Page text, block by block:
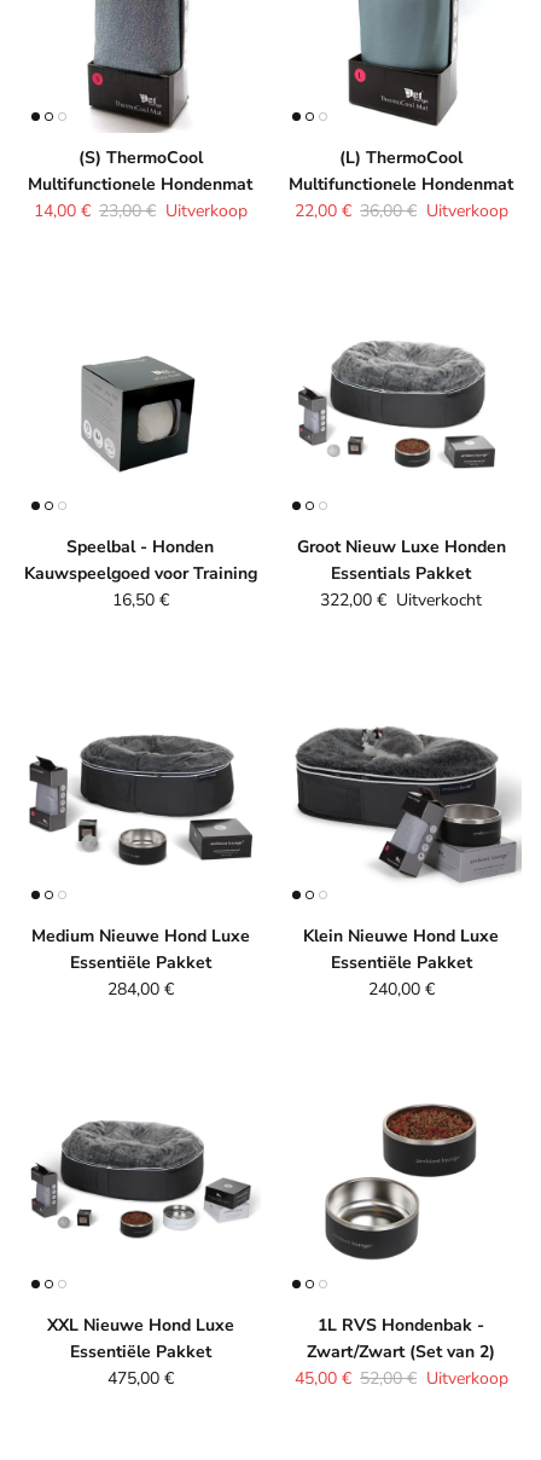
(S) ThermoCool
Multifunctionele Hondenmat
Verkoopprijs
14,00 € Reguliere prijs
23,00 € Uitverkoop
(L) ThermoCool
Multifunctionele Hondenmat
Verkoopprijs
22,00 € Reguliere prijs
36,00 € Uitverkoop
Speelbal - Honden
Kauwspeelgoed voor Training
Reguliere prijs
16,50 €
Groot Nieuw Luxe Honden
Essentials Pakket
Reguliere prijs
322,00 € Uitverkocht
Medium Nieuwe Hond Luxe
Essentiële Pakket
Reguliere prijs
284,00 €
Klein Nieuwe Hond Luxe
Essentiële Pakket
Reguliere prijs
240,00 €
XXL Nieuwe Hond Luxe
Essentiële Pakket
Reguliere prijs
475,00 €
1L RVS Hondenbak -
Zwart/Zwart (Set van 2)
Verkoopprijs
45,00 € Reguliere prijs
52,00 € Uitverkoop